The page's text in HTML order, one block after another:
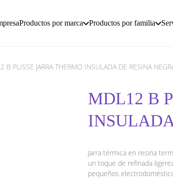
Productos por marca Productos por familia
B PLISSE JARRA THERMO INSULADA DE RESINA
MDL12 B
Jarra térmica en resina
un toque de refinada
pequeños